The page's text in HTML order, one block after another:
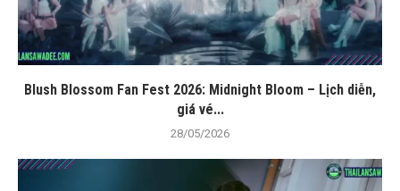
Blush Blossom Fan Fest 2026: Midnight Bloom – Lịch diễn,
giá vé...
28/05/2026